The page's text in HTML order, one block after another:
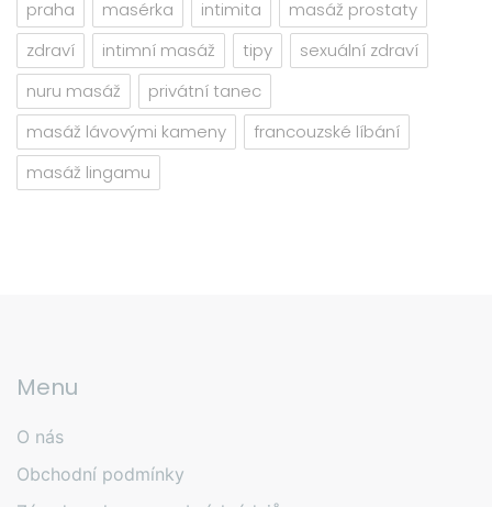
praha
masérka intimita
masáž prostaty
zdraví
intimní masáž tipy
sexuální zdraví
nuru masáž
privátní tanec
masáž lávovými kameny
francouzské líbání
masáž lingamu
Menu
O nás
Obchodní podmínky